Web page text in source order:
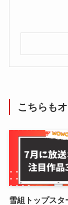
こちらも
雪組トップスタ